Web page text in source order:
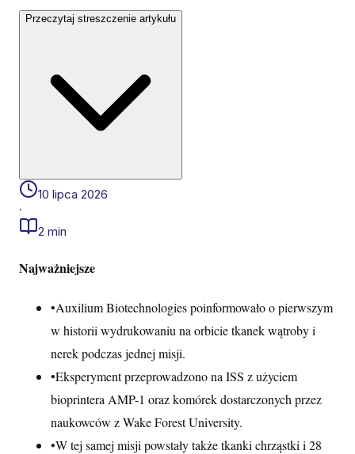
Przeczytaj streszczenie artykułu
10 lipca 2026
·
2 min
Najważniejsze
•Auxilium Biotechnologies poinformowało o pierwszym
w historii wydrukowaniu na orbicie tkanek wątroby i
nerek podczas jednej misji.
•Eksperyment przeprowadzono na ISS z użyciem
bioprintera AMP-1 oraz komórek dostarczonych przez
naukowców z Wake Forest University.
•W tej samej misji powstały także tkanki chrząstki i 28